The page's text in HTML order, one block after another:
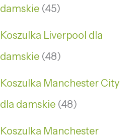
damskie 45
Koszulka Liverpool dla
damskie 48
Koszulka Manchester City
dla damskie 48
Koszulka Manchester